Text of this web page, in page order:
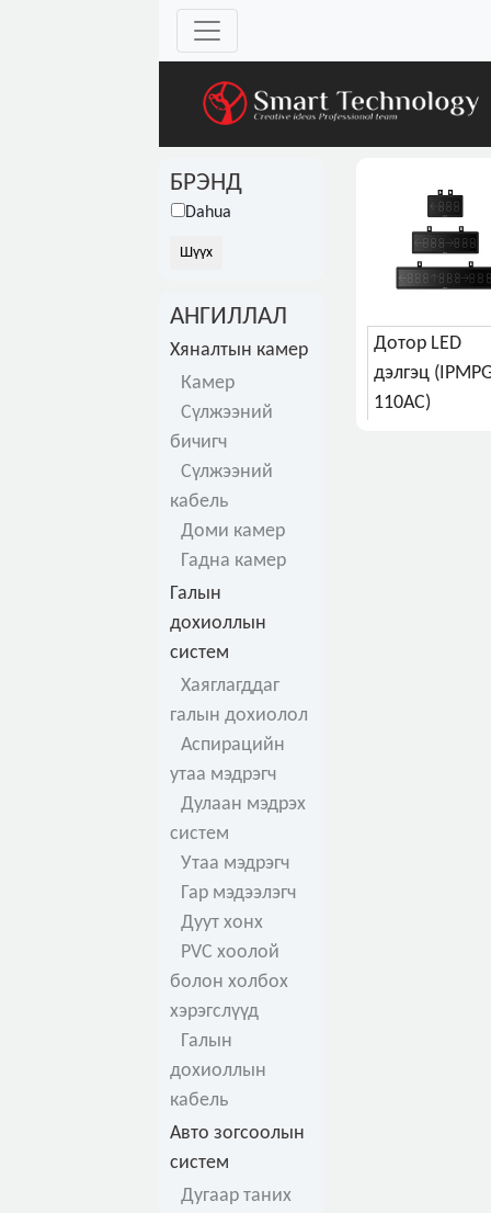
БРЭНД
Dahua
АНГИЛЛАЛ
Хяналтын камер
Камер
Сүлжээний
бичигч
Сүлжээний
кабель
Доми камер
Гадна камер
Галын
дохиоллын
систем
Хаяглагддаг
галын дохиолол
Аспирацийн
утаа мэдрэгч
Дулаан мэдрэх
систем
Утаа мэдрэгч
Гар мэдээлэгч
Дуут хонх
PVC хоолой
болон холбох
хэрэгслүүд
Галын
дохиоллын
кабель
Авто зогсоолын
систем
Дугаар таних
Дотор LED
дэлгэц
110AC)